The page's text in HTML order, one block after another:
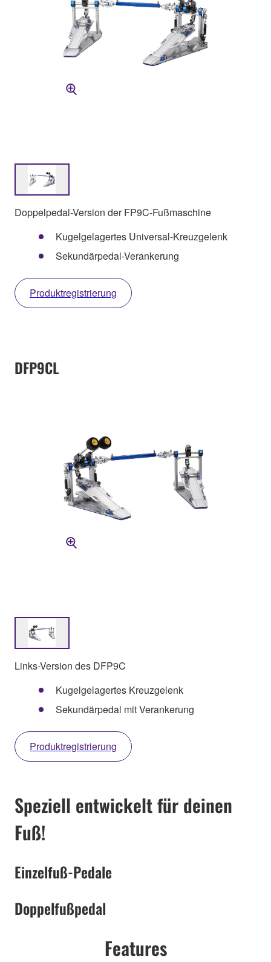
Doppelpedal-Version der FP9C-Fußmaschine
Kugelgelagertes Universal-Kreuzgelenk
Sekundärpedal-Verankerung
Produktregistrierung
DFP9CL
Links-Version des DFP9C
Kugelgelagertes Kreuzgelenk
Sekundärpedal mit Verankerung
Produktregistrierung
Speziell entwickelt für deinen
Fuß!
Einzelfuß-Pedale
Doppelfußpedal
Features